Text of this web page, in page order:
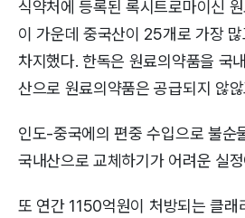
식약처에 등록된 록시트로마이신
이 가운데 중국산이 25개로 가장
차지했다. 한독은 원료의약품을 국
산으로 원료의약품은 공급되지 않
인도-중국에의 편중 수입으로 불순
국내산으로 교체하기가 어려운 실
또 연간 1150억원이 처방되는 클래